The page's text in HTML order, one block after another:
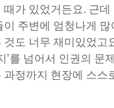
가 있었거든요. 근
주변에 엄청나게
도 너무 재미있었고
’를 넘어서 인권의 문
정까지 현장에 스스